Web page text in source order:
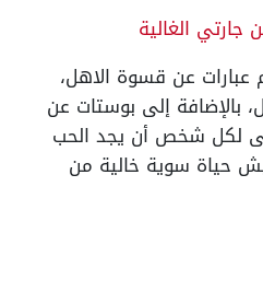
جارتي الغالية
عن قسوة الاهل،
إلى بوستات عن
لكل شخص أن يجد الحب
حياة سوية خالية من